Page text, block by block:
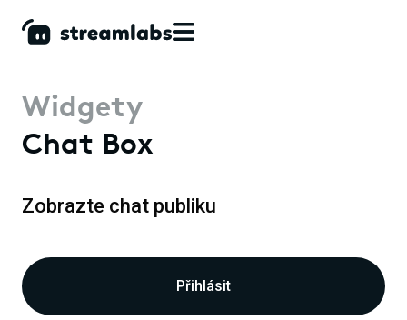
Widgety
Chat Box
Zobrazte chat publiku
Přihlásit